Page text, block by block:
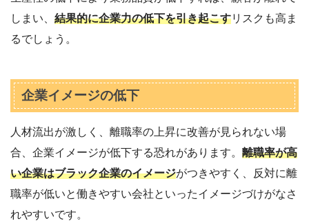
しまい、 結果的に企業力の低下を引き起こすリスクも高ま
るでしょう。
企業イメージの低下
人材流出が激しく、離職率の上昇に改善が見られない場
合、企業イメージが低下する恐れがあります。 離職率が高
い企業はブラック企業のイメージがつきやすく、反対に離
職率が低いと働きやすい会社といったイメージづけがなさ
れやすいです。